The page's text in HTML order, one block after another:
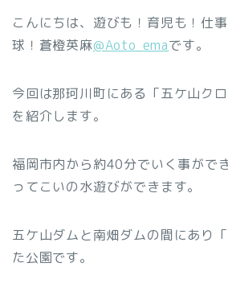
こんにちは、遊びも！育児も！仕
球！蒼橙英麻@Aoto_emaです。
今回は那珂川町にある「五ケ山ク
を紹介します。
福岡市内から約40分でいく事がで
ってこいの水遊びができます。
五ケ山ダムと南畑ダムの間にあり
た公園です。